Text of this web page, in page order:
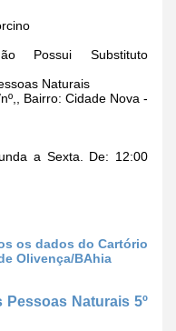
Possui Substituto
Naturais
Bairro: Cidade Nova -
a Sexta. De: 12:00
os dados do Cartório
Olivença/BAhia
Naturais 5º